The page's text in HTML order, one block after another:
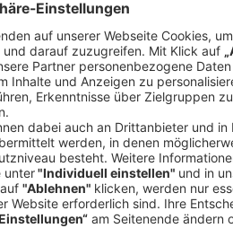
der DEVK.
Schulweg auch in Ihrer Freizeit
Fällennicht, weshalb vor allem die